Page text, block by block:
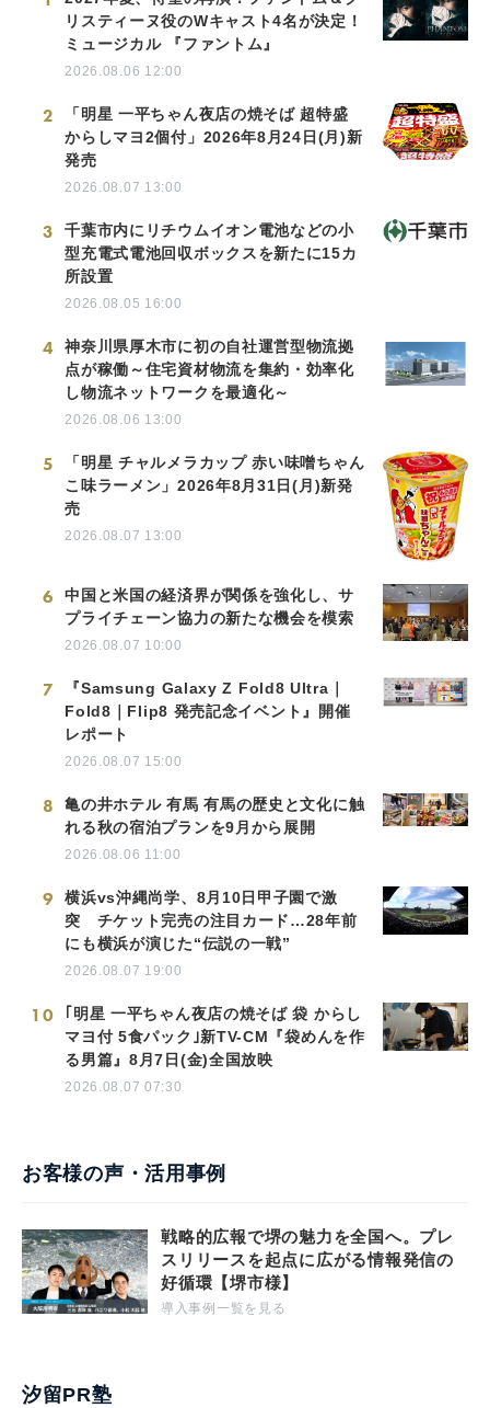
リスティーヌ役のWキャスト4名が決定！
ミュージカル 『ファントム』
2026.08.06 12:00
2
「明星 一平ちゃん夜店の焼そば 超特盛
からしマヨ2個付」2026年8月24日(月)新
発売
2026.08.07 13:00
3
千葉市内にリチウムイオン電池などの小
型充電式電池回収ボックスを新たに15カ
所設置
2026.08.05 16:00
4
神奈川県厚木市に初の自社運営型物流拠
点が稼働～住宅資材物流を集約・効率化
し物流ネットワークを最適化～
2026.08.06 13:00
5
「明星 チャルメラカップ 赤い味噌ちゃん
こ味ラーメン」2026年8月31日(月)新発
売
2026.08.07 13:00
6
中国と米国の経済界が関係を強化し、サ
プライチェーン協力の新たな機会を模索
2026.08.07 10:00
7
『Samsung Galaxy Z Fold8 Ultra｜
Fold8｜Flip8 発売記念イベント』開催
レポート
2026.08.07 15:00
8
亀の井ホテル 有馬 有馬の歴史と文化に触
れる秋の宿泊プランを9月から展開
2026.08.06 11:00
9
横浜vs沖縄尚学、8月10日甲子園で激
突 チケット完売の注目カード…28年前
にも横浜が演じた“伝説の一戦”
2026.08.07 19:00
10
｢明星 一平ちゃん夜店の焼そば 袋 からし
マヨ付 5食パック｣新TV-CM『袋めんを作
る男篇』8月7日(金)全国放映
2026.08.07 07:30
お客様の声・活用事例
戦略的広報で堺の魅力を全国へ。プレ
スリリースを起点に広がる情報発信の
好循環【堺市様】
導入事例一覧を見る
汐留PR塾